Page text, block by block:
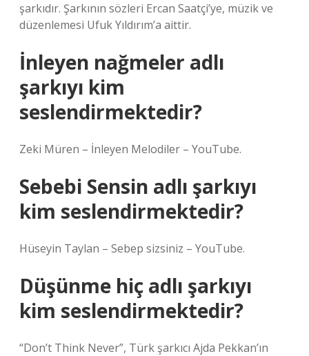
şarkıdır. Şarkının sözleri Ercan Saatçi’ye, müzik ve
düzenlemesi Ufuk Yıldırım’a aittir.
İnleyen nağmeler adlı
şarkıyı kim
seslendirmektedir?
Zeki Müren – İnleyen Melodiler – YouTube.
Sebebi Sensin adlı şarkıyı
kim seslendirmektedir?
Hüseyin Taylan – Sebep sizsiniz – YouTube.
Düşünme hiç adlı şarkıyı
kim seslendirmektedir?
“Don’t Think Never”, Türk şarkıcı Ajda Pekkan’ın